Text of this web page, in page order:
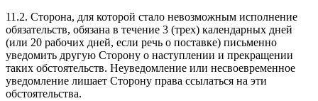
11.2. Сторона, для которой стало невозможным исполнение
обязательств, обязана в течение 3 (трех) календарных дней
(или 20 рабочих дней, если речь о поставке) письменно
уведомить другую Сторону о наступлении и прекращении
таких обстоятельств. Неуведомление или несвоевременное
уведомление лишает Сторону права ссылаться на эти
обстоятельства.